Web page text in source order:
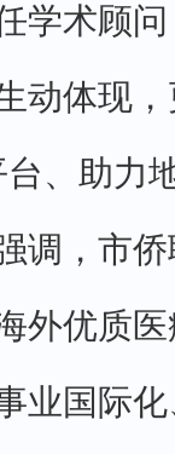
学术顾
动体现
、助力
调，市
外优质
业国际